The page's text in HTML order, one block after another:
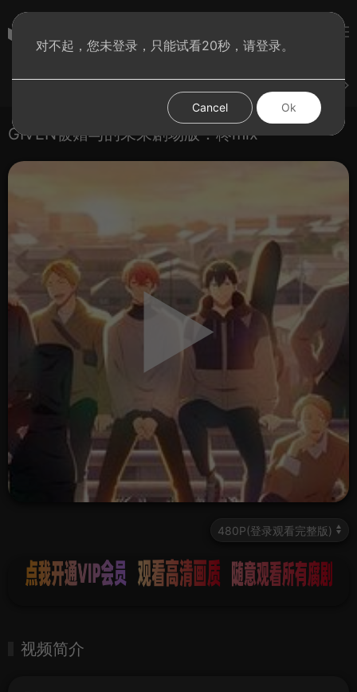
GIVEN被赠与的未来剧场版：柊mix
视频简介
对不起，您未登录，只能试看20秒，请登录。
Cancel Ok